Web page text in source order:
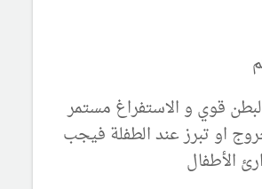
قوي و الاستفراغ مستمر
او تبرز عند الطفلة فيجب
الأطفال